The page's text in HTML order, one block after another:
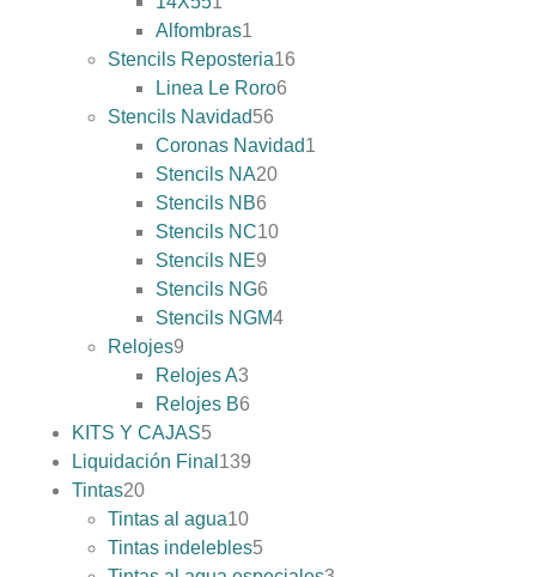
Alfombras1
Stencils Reposteria16
Linea Le Roro6
Stencils Navidad56
Coronas Navidad1
Stencils NA20
Stencils NB6
Stencils NC10
Stencils NE9
Stencils NG6
Stencils NGM4
Relojes9
Relojes A3
Relojes B6
KITS Y CAJAS5
Liquidación Final 139
Tintas20
Tintas al agua10
Tintas indelebles5